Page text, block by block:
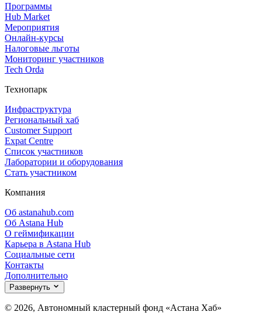
Программы
Hub Market
Мероприятия
Онлайн‑курсы
Налоговые льготы
Мониторинг участников
Tech Orda
Технопарк
Инфраструктура
Региональный хаб
Customer Support
Expat Centre
Список участников
Лаборатории и оборудования
Стать участником
Компания
Об astanahub.com
Об Astana Hub
О геймификации
Карьера в Astana Hub
Социальные сети
Контакты
Дополнительно
Развернуть
© 2026, Автономный кластерный фонд «Астана Хаб»